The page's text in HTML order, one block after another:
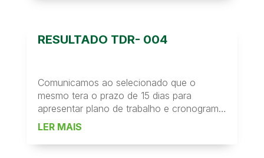
RESULTADO TDR- 004
Comunicamos ao selecionado que o
mesmo tera o prazo de 15 dias para
apresentar plano de trabalho e cronograma
de atividades e apos isto será feito a
tratativa de contratação
LER MAIS